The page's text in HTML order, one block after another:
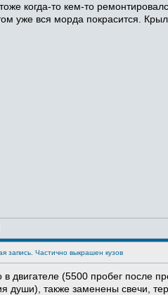
когда-то кем-то
уже вся морда покрасится.
запись. Частично выкрашен кузов
двигателе (5500 пробег после
души), также заменены свечи,